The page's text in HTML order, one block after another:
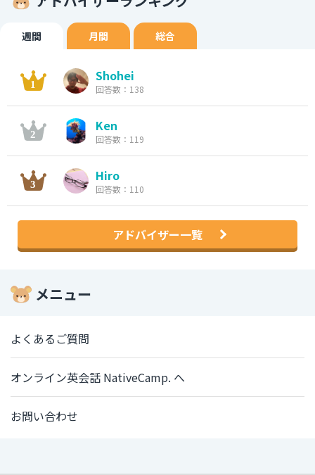
週間 月間 総合
Shohei
回答数：138
Ken
回答数：119
Hiro
回答数：110
アドバイザー一覧
メニュー
よくあるご質問
オンライン英会話 NativeCamp. へ
お問い合わせ